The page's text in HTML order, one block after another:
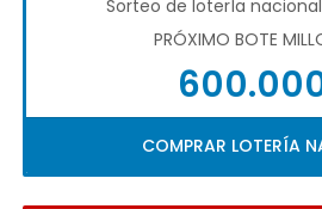
Sorteo de loterÍa
PRÓXIMO BOTE
COMPRAR LOTERÍA